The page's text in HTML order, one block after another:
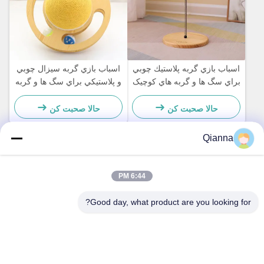
اسباب بازي گربه پلاستيك چوبي
براي سگ ها و گربه هاي کوچيک
ساده و عملي
حالا صحبت کن
اسباب بازي گربه سيزال چوبي
و پلاستيکي براي سگ ها و گربه
هاي کوچيک ساده و عملي
حالا صحبت کن
آدرس
Qianna
6:44 PM
Good day, what product are you looking for?